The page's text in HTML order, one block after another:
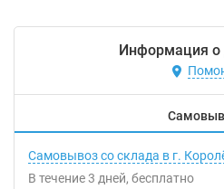
Информация о
Самовывоз со склада в г.
В течение3 дней Бесплатно